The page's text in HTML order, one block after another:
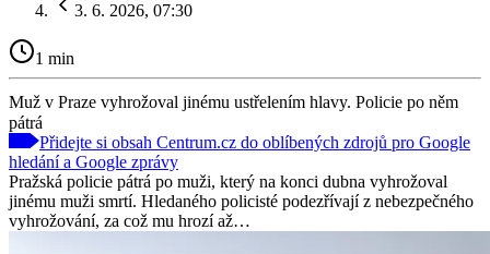
3. 6. 2026, 07:30
1 min
Muž v Praze vyhrožoval jinému ustřelením hlavy. Policie po něm
pátrá
Přidejte si obsah Centrum.cz do oblíbených zdrojů pro Google
hledání a Google zprávy
Pražská policie pátrá po muži, který na konci dubna vyhrožoval
jinému muži smrtí. Hledaného policisté podezřívají z nebezpečného
vyhrožování, za což mu hrozí až…